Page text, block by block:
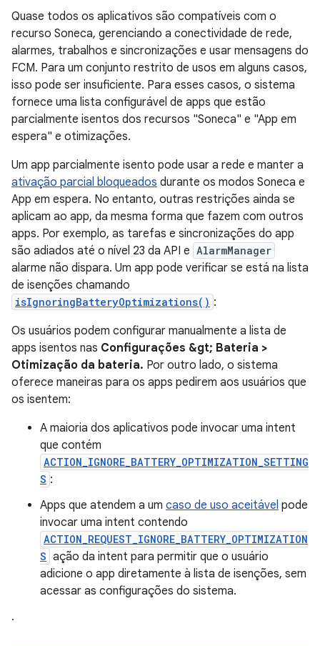
Quase todos os aplicativos são compatíveis com o
recurso Soneca, gerenciando a conectividade de rede,
alarmes, trabalhos e sincronizações e usar mensagens do
FCM. Para um conjunto restrito de usos em alguns casos,
isso pode ser insuficiente. Para esses casos, o sistema
fornece uma lista configurável de apps que estão
parcialmente isentos dos recursos "Soneca" e "App em
espera" e otimizações.
Um app parcialmente isento pode usar a rede e manter a
ativação parcial bloqueados durante os modos Soneca e
App em espera. No entanto, outras restrições ainda se
aplicam ao app, da mesma forma que fazem com outros
apps. Por exemplo, as tarefas e sincronizações do app
são adiados até o nível 23 da API e AlarmManager
alarme não dispara. Um app pode verificar se está na lista
de isenções chamando
isIgnoringBatteryOptimizations() :
Os usuários podem configurar manualmente a lista de
apps isentos nas Configurações &gt; Bateria >
Otimização da bateria. Por outro lado, o sistema
oferece maneiras para os apps pedirem aos usuários que
os isentem:
A maioria dos aplicativos pode invocar uma intent
que contém
ACTION_IGNORE_BATTERY_OPTIMIZATION_SETTING
S :
Apps que atendem a um caso de uso aceitável pode
invocar uma intent contendo
ACTION_REQUEST_IGNORE_BATTERY_OPTIMIZATION
S ação da intent para permitir que o usuário
adicione o app diretamente à lista de isenções, sem
acessar as configurações do sistema.
.